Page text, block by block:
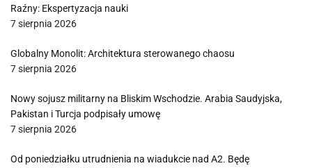
Raźny: Ekspertyzacja nauki
7 sierpnia 2026
Globalny Monolit: Architektura sterowanego chaosu
7 sierpnia 2026
Nowy sojusz militarny na Bliskim Wschodzie. Arabia Saudyjska,
Pakistan i Turcja podpisały umowę
7 sierpnia 2026
Od poniedziałku utrudnienia na wiadukcie nad A2. Będę